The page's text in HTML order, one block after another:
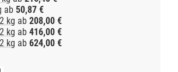
ab 50,87 €
kg ab 208,00 €
kg ab 416,00 €
kg ab 624,00 €